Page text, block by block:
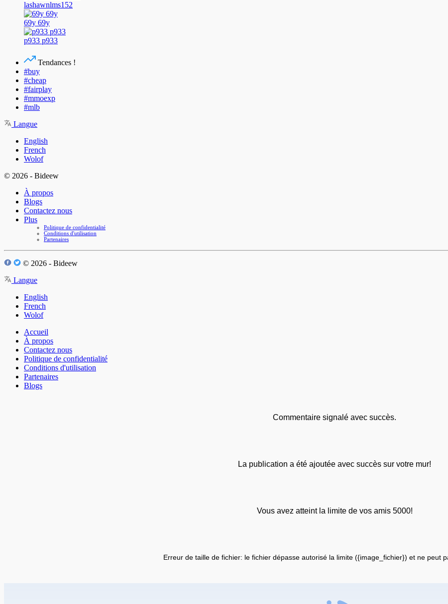
lashawnlms152
69y 69y
p933 p933
Tendances !
#buy
#cheap
#fairplay
#mmoexp
#mlb
Langue
English
French
Wolof
© 2026 - Bideew
À propos
Blogs
Contactez nous
Plus
Politique de confidentialité
Conditions d'utilisation
Partenaires
© 2026 - Bideew
Langue
English
French
Wolof
Accueil
À propos
Contactez nous
Politique de confidentialité
Conditions d'utilisation
Partenaires
Blogs
Commentaire signalé avec succès.
La publication a été ajoutée avec succès sur votre mur!
Vous avez atteint la limite de vos amis 5000!
Erreur de taille de fichier: le fichier dépasse autorisé la limite ({image_fichier}) et ne peut